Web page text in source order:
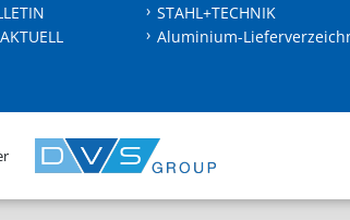
STAHL+TECHNIK
Aluminium-